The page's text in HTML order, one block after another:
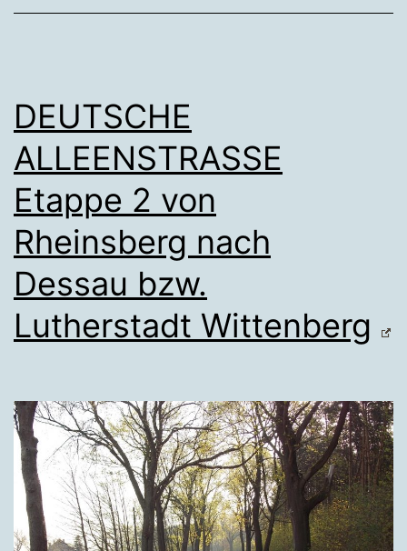
DEUTSCHE
ALLEENSTRASSE
Etappe 2 von
Rheinsberg nach
Dessau bzw.
Lutherstadt Wittenberg